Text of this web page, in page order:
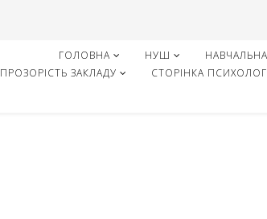
ГОЛОВНА НУШ
ПРОЗОРІСТЬ ЗАКЛАДУ
СТОРІНКА